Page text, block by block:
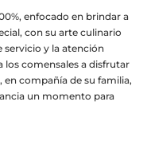
enfocado en brindar a
con su arte culinario
servicio y la atención
los comensales a disfrutar
en compañía de su familia,
un momento para